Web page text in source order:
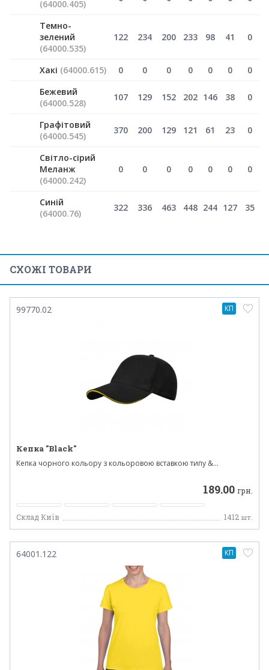
(64000.405)
Темно-
зелений
(64000.535)
122 234 200 233 98 41 0
Хакі (64000.615) 0 0 0 0 0 0
0
Бежевий
(64000.528)
107 129 152 202 146 38 0
Графітовий
(64000.545)
370 200 129 121 61 23 0
Світло-сірий
Меланж
(64000.242)
0 0 0 0 0 0 0
Синій
(64000.76)
322 336 463 448 244 127 35
СХОЖІ ТОВАРИ
99770.02
Кепка "Black"
Кепка чорного кольору з кольоровою вставкою типу &...
189.00 грн.
Склад Київ 1412 шт.
КП
64001.122 КП